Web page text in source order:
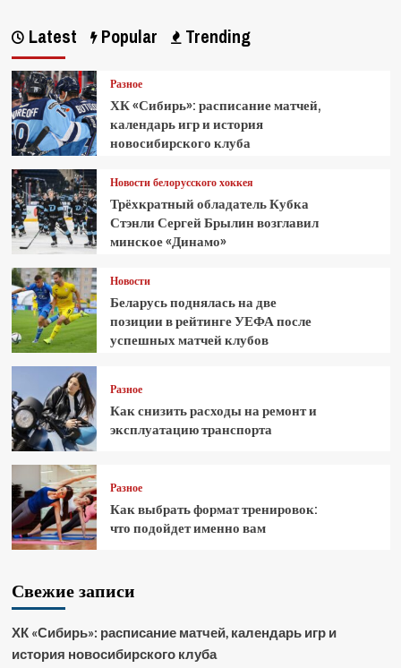
Latest Popular Trending
Разное
ХК «Сибирь»: расписание матчей,
календарь игр и история
новосибирского клуба
Новости белорусского хоккея
Трёхкратный обладатель Кубка
Стэнли Сергей Брылин возглавил
минское «Динамо»
Новости
Беларусь поднялась на две
позиции в рейтинге УЕФА после
успешных матчей клубов
Разное
Как снизить расходы на ремонт и
эксплуатацию транспорта
Разное
Как выбрать формат тренировок:
что подойдет именно вам
Свежие записи
ХК «Сибирь»: расписание матчей, календарь игр и
история новосибирского клуба